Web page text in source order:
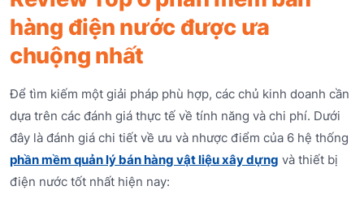
hàng điện nước được ưa
chuộng nhất
Để tìm kiếm một giải pháp phù hợp, các chủ kinh doanh cần
dựa trên các đánh giá thực tế về tính năng và chi phí. Dưới
đây là đánh giá chi tiết về ưu và nhược điểm của 6 hệ thống
phần mềm quản lý bán hàng vật liệu xây dựng và thiết bị
điện nước tốt nhất hiện nay: